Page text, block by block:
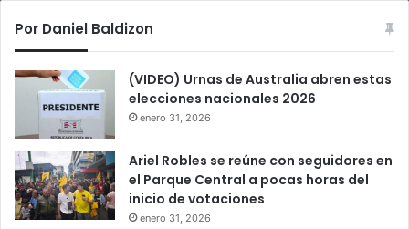
Por Daniel Baldizon
(VIDEO) Urnas de Australia abren estas
elecciones nacionales 2026
enero 31, 2026
Ariel Robles se reúne con seguidores en
el Parque Central a pocas horas del
inicio de votaciones
enero 31, 2026